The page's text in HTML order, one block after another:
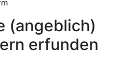
(angeblich)
erfunden